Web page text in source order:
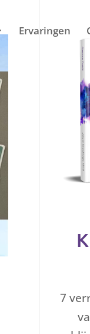
Ervaringen
7